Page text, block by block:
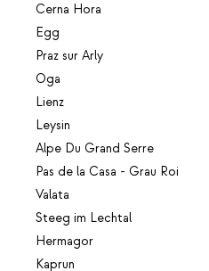
Cerna Hora
Egg
Praz sur Arly
Oga
Lienz
Leysin
Alpe Du Grand Serre
Pas de la Casa - Grau Roi
Valata
Steeg im Lechtal
Hermagor
Kaprun